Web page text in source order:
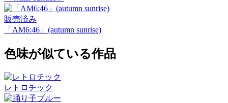
販売済み
「AM6:46」(autumn sunrise)
色味が似ている作品
レトロチック